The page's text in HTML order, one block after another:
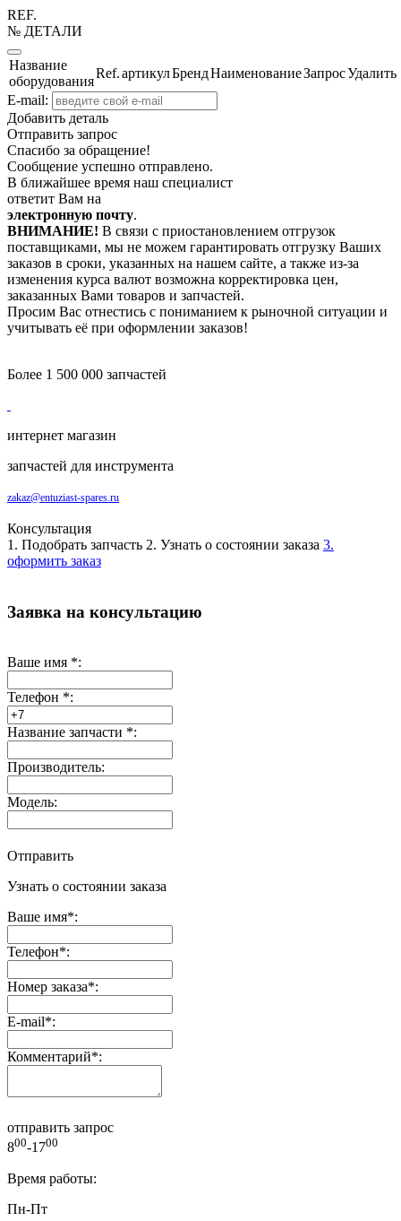
REF.
№ ДЕТАЛИ
Название
оборудования
Ref.артикулБрендНаименованиеЗапросУдалить
E-mail:
Добавить деталь
Отправить запрос
Спасибо за обращение!
Сообщение успешно отправлено.
В ближайшее время наш специалист
ответит Вам на
электронную почту.
ВНИМАНИЕ! В связи с приостановлением отгрузок
поставщиками, мы не можем гарантировать отгрузку Ваших
заказов в сроки, указанных на нашем сайте, а также из-за
изменения курса валют возможна корректировка цен,
заказанных Вами товаров и запчастей.
Просим Вас отнестись с пониманием к рыночной ситуации и
учитывать её при оформлении заказов!
Более 1 500 000 запчастей
интернет магазин
запчастей для инструмента
zakaz@entuziast-spares.ru
Консультация
1. Подобрать запчасть 2. Узнать о состоянии заказа 3.
оформить заказ
Заявка на консультацию
Ваше имя *:
Телефон *:
Название запчасти *:
Производитель:
Модель:
Отправить
Узнать о состоянии заказа
Ваше имя*:
Телефон*:
Номер заказа*:
E-mail*:
Комментарий*:
отправить запрос
800-1700
Время работы:
Пн-Пт